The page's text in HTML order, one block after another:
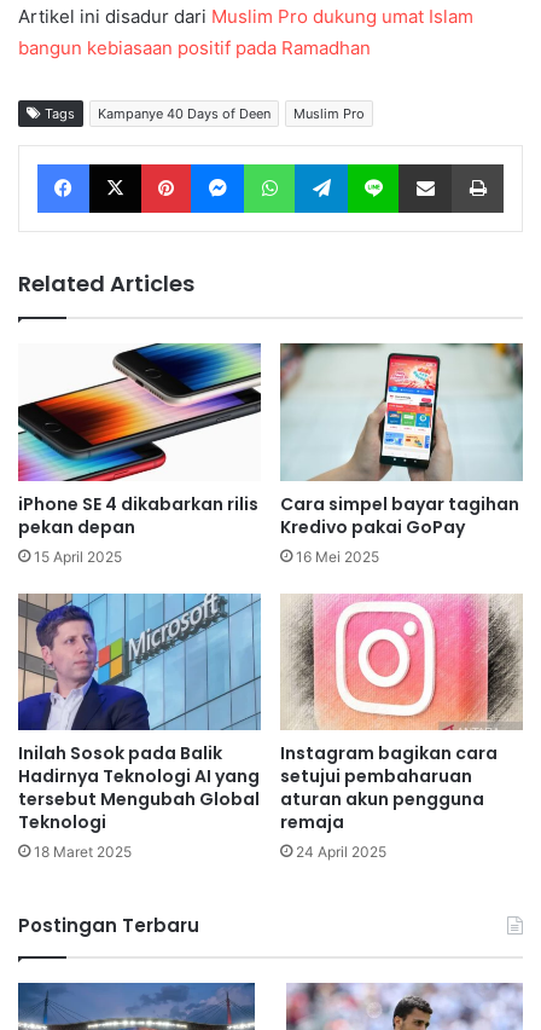
Artikel ini disadur dari Muslim Pro dukung umat Islam
bangun kebiasaan positif pada Ramadhan
Tags Kampanye 40 Days of Deen Muslim Pro
Facebook X Pinterest Messenger WhatsApp Telegram Line Share via Email
Related Articles
iPhone SE 4 dikabarkan rilis
pekan depan
15 April 2025
Cara simpel bayar tagihan
Kredivo pakai GoPay
16 Mei 2025
Inilah Sosok pada Balik
Hadirnya Teknologi AI yang
tersebut Mengubah Global
Teknologi
18 Maret 2025
Instagram bagikan cara
setujui pembaharuan
aturan akun pengguna
remaja
24 April 2025
Postingan Terbaru